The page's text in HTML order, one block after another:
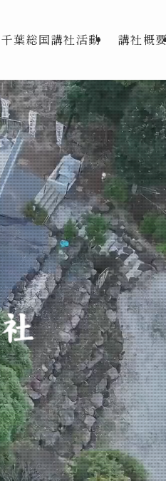
千葉総国講社活動 講社概